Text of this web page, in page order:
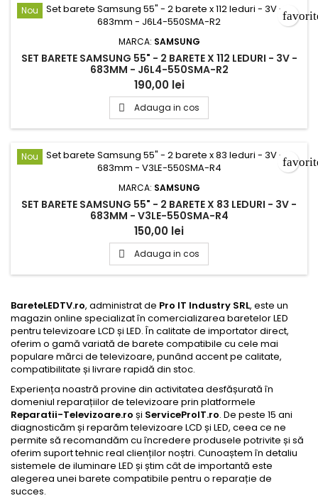
Nou
MARCA: SAMSUNG
SET BARETE SAMSUNG 55" - 2 BARETE X 112 LEDURI - 3V -
683MM - J6L4-550SMA-R2
190,00 lei
 Adauga in cos
Nou
MARCA: SAMSUNG
SET BARETE SAMSUNG 55" - 2 BARETE X 83 LEDURI - 3V -
683MM - V3LE-550SMA-R4
150,00 lei
 Adauga in cos
BareteLEDTV.ro, administrat de Pro IT Industry SRL, este un
magazin online specializat în comercializarea baretelor LED
pentru televizoare LCD și LED. În calitate de importator direct,
oferim o gamă variată de barete compatibile cu cele mai
populare mărci de televizoare, punând accent pe calitate,
compatibilitate și livrare rapidă din stoc.
Experiența noastră provine din activitatea desfășurată în
domeniul reparațiilor de televizoare prin platformele
Reparatii-Televizoare.ro și ServiceProIT.ro. De peste 15 ani
diagnosticăm și reparăm televizoare LCD și LED, ceea ce ne
permite să recomandăm cu încredere produsele potrivite și să
oferim suport tehnic real clienților noștri. Cunoaștem în detaliu
sistemele de iluminare LED și știm cât de importantă este
alegerea unei barete compatibile pentru o reparație de
succes.